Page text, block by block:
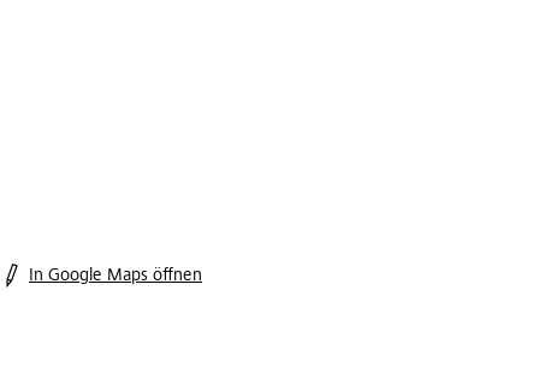
In Google Maps öffnen